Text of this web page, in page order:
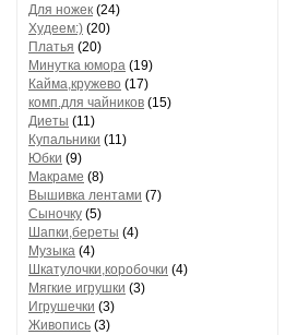
Для ножек (24)
Худеем:) (20)
Платья (20)
Минутка юмора (19)
Кайма,кружево (17)
комп.для чайников (15)
Диеты (11)
Купальники (11)
Юбки (9)
Макраме (8)
Вышивка лентами (7)
Сыночку (5)
Шапки,береты (4)
Музыка (4)
Шкатулочки,коробочки (4)
Мягкие игрушки (3)
Игрушечки (3)
Живопись (3)